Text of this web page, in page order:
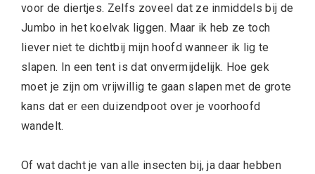
voor de diertjes. Zelfs zoveel dat ze inmiddels bij de
Jumbo in het koelvak liggen. Maar ik heb ze toch
liever niet te dichtbij mijn hoofd wanneer ik lig te
slapen. In een tent is dat onvermijdelijk. Hoe gek
moet je zijn om vrijwillig te gaan slapen met de grote
kans dat er een duizendpoot over je voorhoofd
wandelt.
Of wat dacht je van alle insecten bij, ja daar hebben